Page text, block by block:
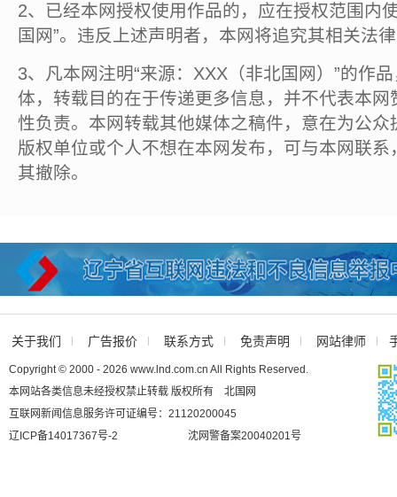
2、已经本网授权使用作品的，应在授权范围内
国网”。违反上述声明者，本网将追究其相关法
3、凡本网注明“来源：XXX（非北国网）”的作
体，转载目的在于传递更多信息，并不代表本
性负责。本网转载其他媒体之稿件，意在为公
版权单位或个人不想在本网发布，可与本网联
其撤除。
关于我们 广告报价 联系方式 免责声明 网站律师
Copyright © 2000 - 2026 www.lnd.com.cn All Rights Reserved.
本网站各类信息未经授权禁止转载 版权所有 北国网
互联网新闻信息服务许可证编号：21120200045
辽ICP备14017367号-2
沈网警备案20040201号